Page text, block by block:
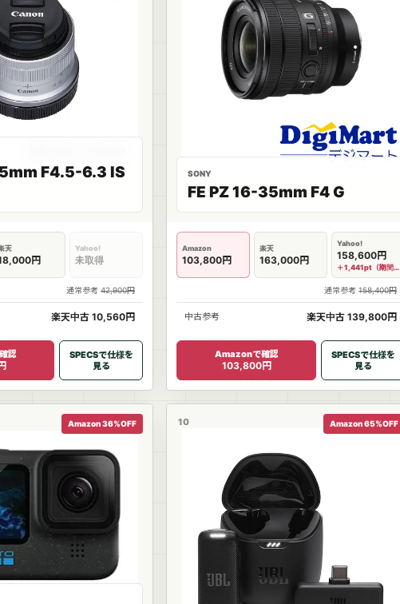
F4.5-6.3 IS
天
円
Yahoo!
未取得
通常参考 42,900円
楽天中古 10,560円
認
SPECSで仕様を
見る
SONY
FE PZ 16-35mm F4 G
Amazon
103,800円
楽天
163,000円
Yahoo!
158,600円
＋1,441pt（期間限定）
通常参考 158,400円
中古参考 楽天中古 139,800円
Amazonで確認
103,800円
SPECSで仕様を
見る
Amazon 36%OFF 10 Amazon 65%OFF